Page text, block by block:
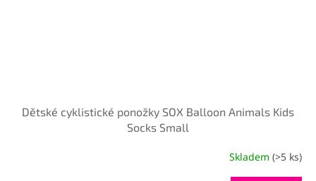
Dětské cyklistické ponožky SOX Balloon Animals Kids
Socks Small
Skladem (>5 ks)